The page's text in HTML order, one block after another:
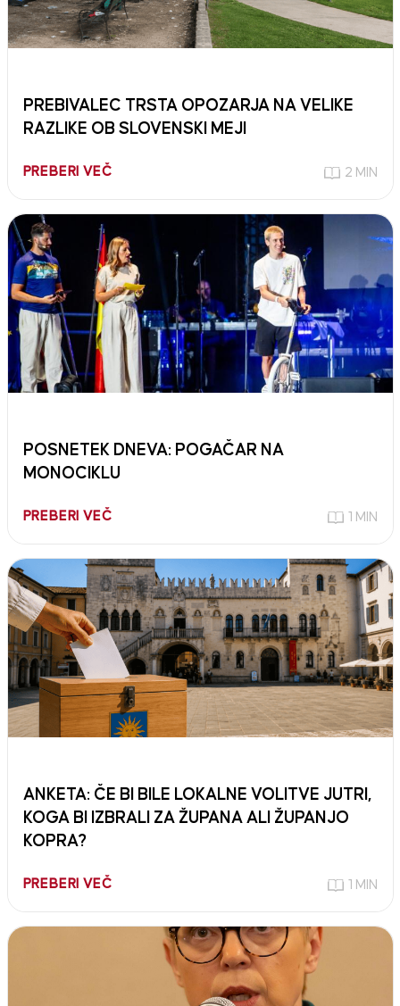
PREBIVALEC TRSTA OPOZARJA NA VELIKE
RAZLIKE OB SLOVENSKI MEJI
PREBERI VEČ 2 MIN
POSNETEK DNEVA: POGAČAR NA
MONOCIKLU
PREBERI VEČ 1 MIN
ANKETA: ČE BI BILE LOKALNE VOLITVE JUTRI,
KOGA BI IZBRALI ZA ŽUPANA ALI ŽUPANJO
KOPRA?
PREBERI VEČ 1 MIN